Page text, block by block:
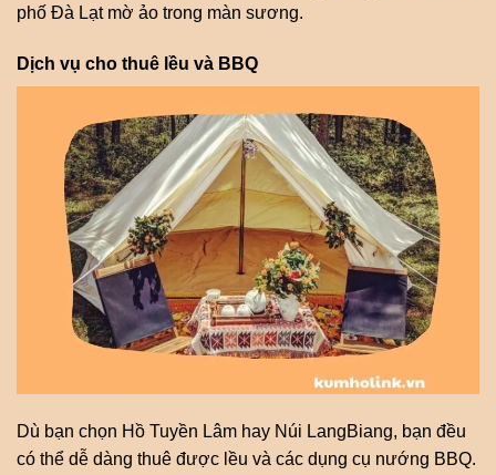
phố Đà Lạt mờ ảo trong màn sương.
Dịch vụ cho thuê lều và BBQ
Dù bạn chọn Hồ Tuyền Lâm hay Núi LangBiang, bạn đều
có thể dễ dàng thuê được lều và các dụng cụ nướng BBQ.